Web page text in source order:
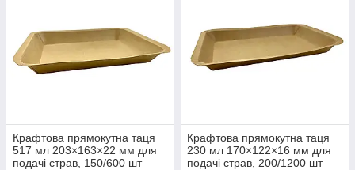
Крафтова прямокутна таця
517 мл 203×163×22 мм для
подачі страв, 150/600 шт
Крафтова прямокутна таця
230 мл 170×122×16 мм для
подачі страв, 200/1200 шт